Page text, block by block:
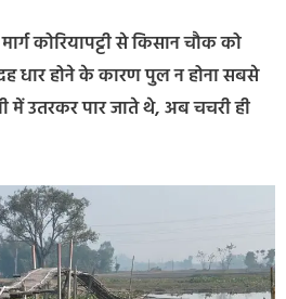
कोरियापट्टी से किसान चौक को
धार होने के कारण पुल न होना सबसे
में उतरकर पार जाते थे, अब चचरी ही